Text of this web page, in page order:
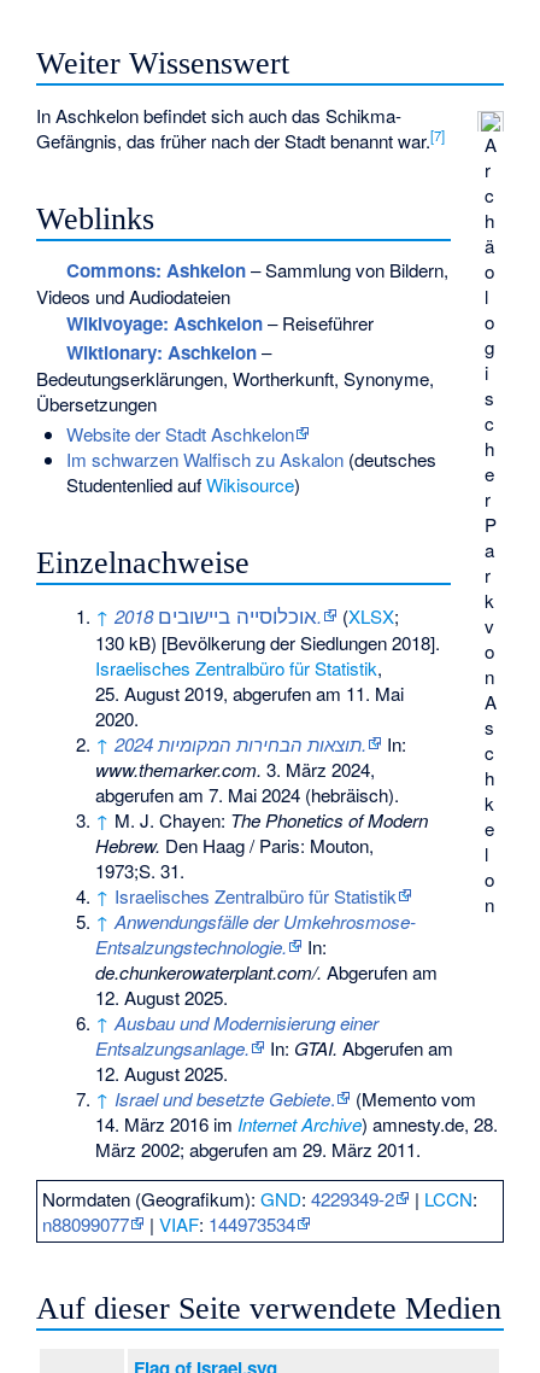
Weiter Wissenswert
A
r
c
h
ä
o
l
o
g
i
s
c
h
e
r
P
a
r
k
v
o
n
A
s
c
h
k
e
l
o
n
In Aschkelon befindet sich auch dasSchikma-
Gefängnis, das früher nach der Stadt benannt war.[7]
Weblinks
Commons: Ashkelon– Sammlung von Bildern,
Videos und Audiodateien
Wikivoyage: Aschkelon– Reiseführer
Wiktionary: Aschkelon–
Bedeutungserklärungen, Wortherkunft, Synonyme,
Übersetzungen
Website der Stadt Aschkelon
Im schwarzen Walfisch zu Askalon(deutsches
Studentenlied aufWikisource)
Einzelnachweise
↑ 2018 אוכלוסייה ביישובים. (XLSX;
130 kB) [Bevölkerung der Siedlungen 2018].
Israelisches Zentralbüro für Statistik,
25. August 2019, abgerufen am 11. Mai
2020.
↑
תוצאות הבחירות המקומיות 2024.
In:
www.themarker.com. 3. März 2024,
abgerufen am 7. Mai 2024 (hebräisch).
↑ M. J. Chayen: The Phonetics of Modern
Hebrew. Den Haag / Paris: Mouton,
1973;S. 31.
↑ Israelisches Zentralbüro für Statistik
↑ Anwendungsfälle der Umkehrosmose-
Entsalzungstechnologie.
In:
de.chunkerowaterplant.com/. Abgerufen am
12. August 2025.
↑ Ausbau und Modernisierung einer
Entsalzungsanlage.
In: GTAI. Abgerufen am
12. August 2025.
↑ Israel und besetzte Gebiete. (Mementovom
14. März 2016 im Internet Archive) amnesty.de, 28.
März 2002; abgerufen am 29. März 2011.
Normdaten (Geografikum):GND:4229349-2 | LCCN:
n88099077
|VIAF: 144973534
Auf dieser Seite verwendete Medien